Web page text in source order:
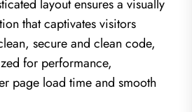
layout ensures a visually
that captivates visitors
secure and clean code,
for performance,
page load time and smooth